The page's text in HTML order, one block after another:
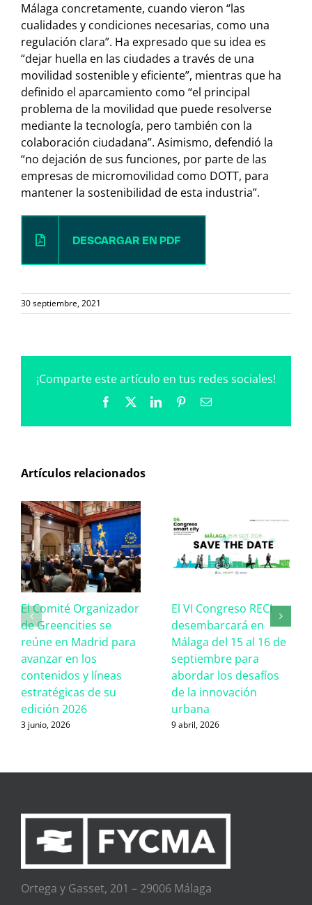
Málaga concretamente, cuando vieron “las
cualidades y condiciones necesarias, como una
regulación clara”. Ha expresado que su idea es
“dejar huella en las ciudades a través de una
movilidad sostenible y eficiente”, mientras que ha
definido el aparcamiento como “el principal
problema de la movilidad que puede resolverse
mediante la tecnología, pero también con la
colaboración ciudadana”. Asimismo, defendió la
“no dejación de sus funciones, por parte de las
empresas de micromovilidad como DOTT, para
mantener la sostenibilidad de esta industria”.
DESCARGAR EN PDF
30 septiembre, 2021
¡Comparte este artículo en tus redes sociales!
Facebook LinkedInPinterestCorreo
Artículos relacionados
El Comité Organizador
de Greencities se
reúne en Madrid para
avanzar en los
contenidos y líneas
estratégicas de su
edición 2026
3 junio, 2026
El VI Congreso RECI
desembarcará en
Málaga del 15 al 16 de
septiembre para
abordar los desafíos
de la innovación
urbana
9 abril, 2026
Ortega y Gasset, 201 – 29006 Málaga